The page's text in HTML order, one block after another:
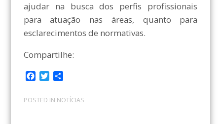
ajudar na busca dos perfis profissionais
para atuação nas áreas, quanto para
esclarecimentos de normativas.
Compartilhe:
F
c
e
T
i
t
C
m
p
POSTED IN NOTÍCIAS